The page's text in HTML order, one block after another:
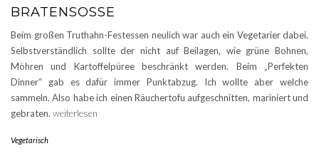
BRATENSOSSE
Beim großen Truthahn-Festessen neulich war auch ein Vegetarier dabei.
Selbstverständlich sollte der nicht auf Beilagen, wie grüne Bohnen,
Möhren und Kartoffelpüree beschränkt werden. Beim „Perfekten
Dinner“ gab es dafür immer Punktabzug. Ich wollte aber welche
sammeln. Also habe ich einen Räuchertofu aufgeschnitten, mariniert und
gebraten. weiterlesen
Vegetarisch